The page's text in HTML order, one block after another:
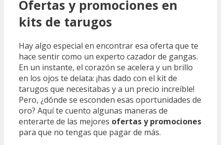
Ofertas y promociones en
kits de tarugos
Hay algo especial en encontrar esa oferta que te
hace sentir como un experto cazador de gangas.
En un instante, el corazón se acelera y un brillo
en los ojos te delata: ¡has dado con el kit de
tarugos que necesitabas y a un precio increíble!
Pero, ¿dónde se esconden esas oportunidades de
oro? Aquí te cuento algunas maneras de
enterarte de las mejores ofertas y promociones
para que no tengas que pagar de más.